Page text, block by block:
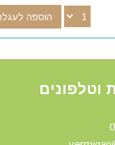
הוספה
וטלפונים